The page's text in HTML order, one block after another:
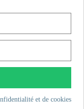
et de cookies